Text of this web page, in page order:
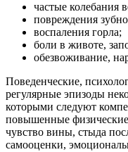
частые колебания
повреждения
воспаления горла;
боли в животе,
обезвоживание,
Поведенческие,
регулярные эпизоды
которыми следуют
повышенные
чувство вины, стыда
самооценки,